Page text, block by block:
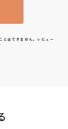
とはできません。レビュー